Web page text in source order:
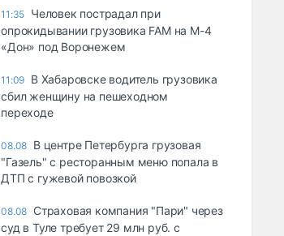
11:35 Человек пострадал при
опрокидывании грузовика FAM на М-4
«Дон» под Воронежем
11:09 В Хабаровске водитель грузовика
сбил женщину на пешеходном
переходе
08.08 В центре Петербурга грузовая
"Газель" с ресторанным меню попала в
ДТП с гужевой повозкой
08.08 Страховая компания "Пари" через
суд в Туле требует 29 млн руб. с